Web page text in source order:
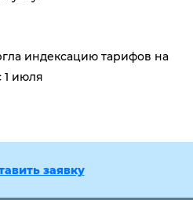
индексацию тарифов на
1 июля
заявку